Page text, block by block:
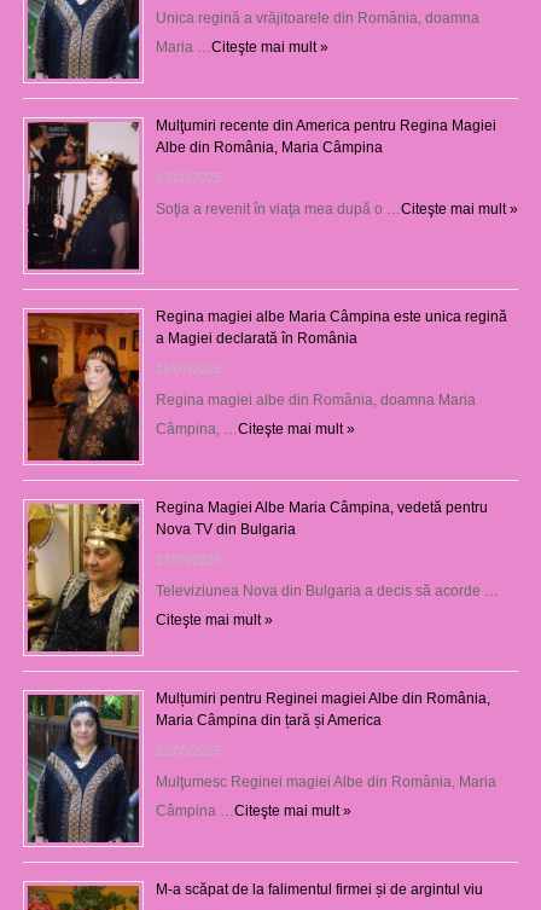
Unica regină a vrăjitoarele din România, doamna
Maria … Citeşte mai mult »
Mulţumiri recente din America pentru Regina Magiei
Albe din România, Maria Câmpina
23/08/2025
Soţia a revenit în viaţa mea după o … Citeşte mai mult »
Regina magiei albe Maria Câmpina este unica regină
a Magiei declarată în România
16/07/2025
Regina magiei albe din România, doamna Maria
Câmpina, … Citeşte mai mult »
Regina Magiei Albe Maria Câmpina, vedetă pentru
Nova TV din Bulgaria
23/05/2025
Televiziunea Nova din Bulgaria a decis să acorde …
Citeşte mai mult »
Mulțumiri pentru Reginei magiei Albe din România,
Maria Câmpina din țară și America
22/05/2025
Mulţumesc Reginei magiei Albe din România, Maria
Câmpina … Citeşte mai mult »
M-a scăpat de la falimentul firmei și de argintul viu